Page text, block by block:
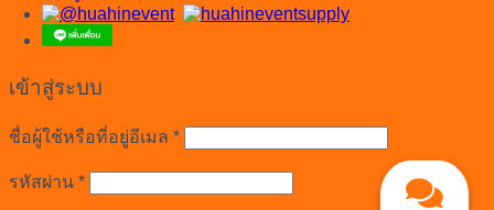
เข้าสู่ระบบ
ชื่อผู้ใช้หรือที่อยู่อีเมล *ต้องการ
รหัสผ่าน *ต้องการ